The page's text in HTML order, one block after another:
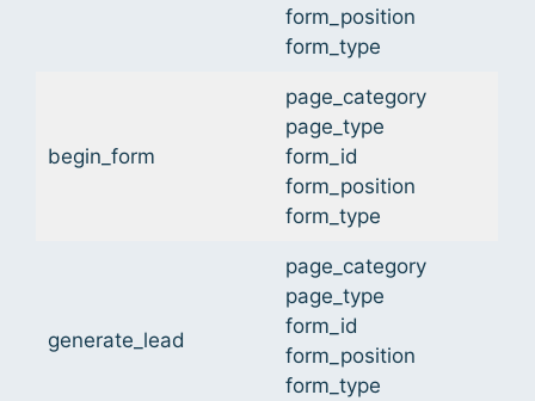
form_position
form_type
begin_form
page_category
page_type
form_id
form_position
form_type
generate_lead
page_category
page_type
form_id
form_position
form_type